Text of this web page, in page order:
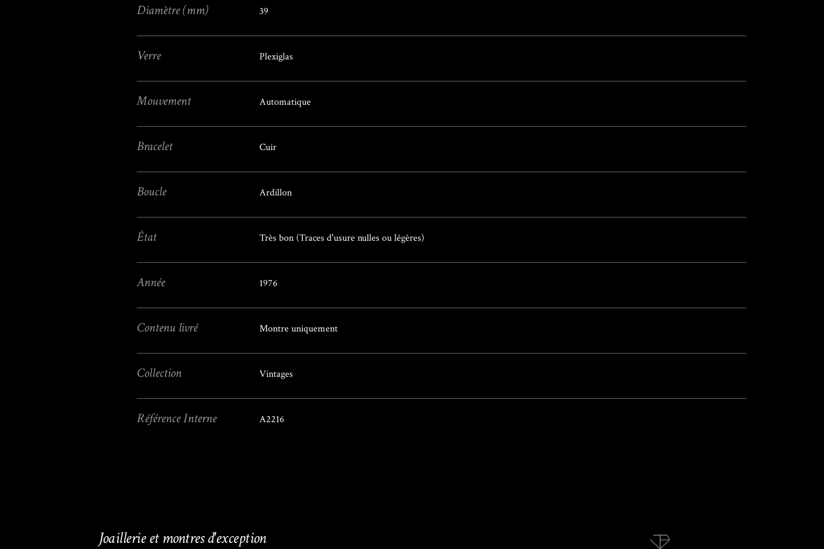
Diamètre (mm) 39
Verre Plexiglas
Mouvement Automatique
Bracelet Cuir
Boucle Ardillon
État Très bon (Traces d'usure nulles ou légères)
Année 1976
Contenu livré Montre uniquement
Collection Vintages
Référence Interne A2216
Joaillerie et montres d'exception